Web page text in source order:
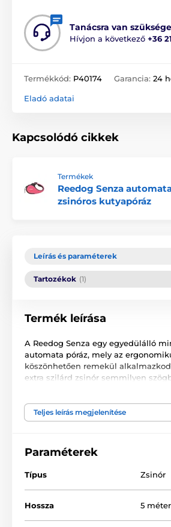
Tanácsra van
Hívjon a következő +36
Termékkód: P40174 Garancia: 24
Eladó adatai
Kapcsolódó cikkek
Termékek
Reedog Senza
zsinóros kutyapóráz
Leírás és paraméterek
Tartozékok (1)
Termék leírása
A Reedog Senza egy egyedülálló
automata póráz, mely az
köszönhetően remekül
extra szilárd zsinór semmilyen
A Reedog Senza bárhol és bármikor
kényelmes és könnyű
a gyors reakció.
Teljes leírás megjelenítése
Paraméterek
Típus Zsinór
Hossza 5 méter